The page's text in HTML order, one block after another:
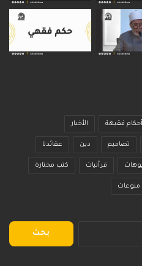
أحكام فقيهة الأخبار
تصاميم دين عقائدنا
قرآنيات كتب مختارة
منوعات
البحث